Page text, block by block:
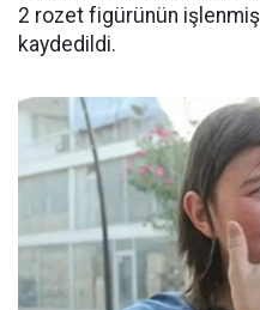
2 rozet figürünün
kaydedildi.